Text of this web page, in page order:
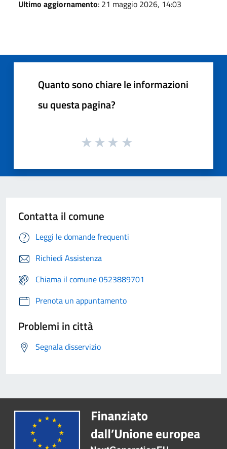
Ultimo aggiornamento: 21 maggio 2026, 14:03
Quanto sono chiare le informazioni
su questa pagina?
Contatta il comune
Leggi le domande frequenti
Richiedi Assistenza
Chiama il comune 0523889701
Prenota un appuntamento
Problemi in città
Segnala disservizio